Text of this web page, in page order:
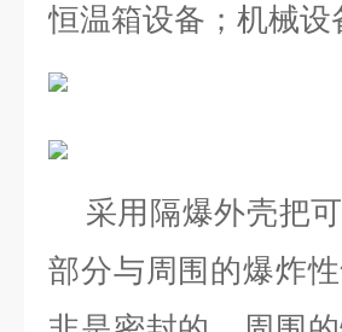
恒温箱设备；机械
采用隔爆外壳把
部分与周围的爆炸